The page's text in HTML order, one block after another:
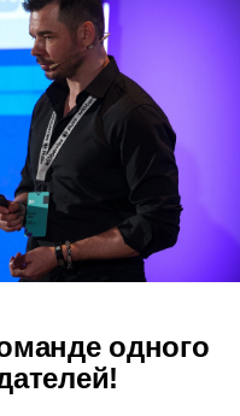
одного